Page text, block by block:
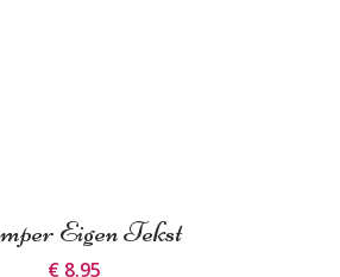
Eigen Tekst
€ 8.95